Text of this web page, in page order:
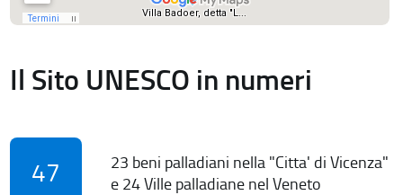
Il Sito UNESCO in numeri
47
23 beni palladiani nella "Citta' di Vicenza"
e 24 Ville palladiane nel Veneto